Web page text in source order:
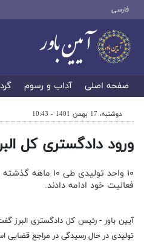
فارسی
صفحه اصلی آداب و رسوم
دوشنبه، 17 بهمن 1401 - 10:43
ورود دادگستری کل البرز مانع
۱۰ واحد تولیدی طی
فعالیت خود ادامه دادند.
آیین باور - رئیس کل دادگستری البرز
تولیدی در حال رسیدگی در مراجع قضایی